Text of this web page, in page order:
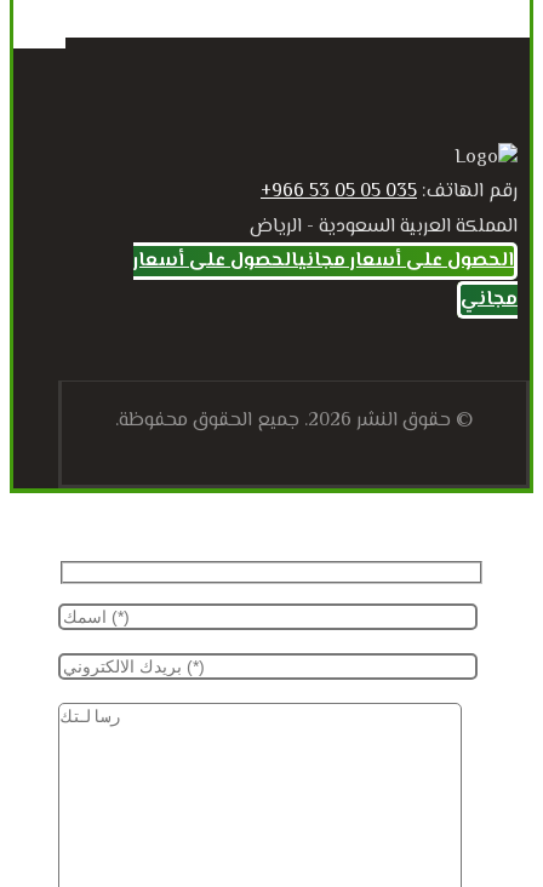
رقم الهاتف: 035 05 05 53 966+
المملكة العربية السعودية - الرياض
الحصول على أسعار مجانيالحصول على أسعار
مجاني
© حقوق النشر 2026. جميع الحقوق محفوظة.